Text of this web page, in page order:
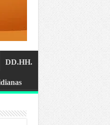
DD.HH.